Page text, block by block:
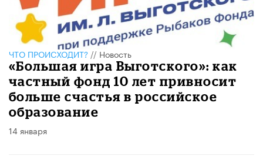
ЧТО ПРОИСХОДИТ? // Новость
«Большая игра Выготского»: как
частный фонд 10 лет привносит
больше счастья в российское
образование
14 января